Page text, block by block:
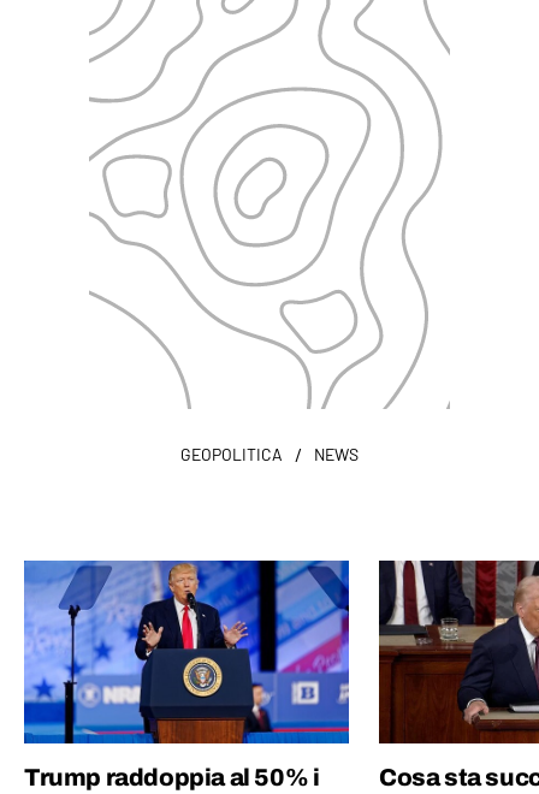
GEOPOLITICA / NEWS
Trump raddoppia al 50% i
Cosa sta